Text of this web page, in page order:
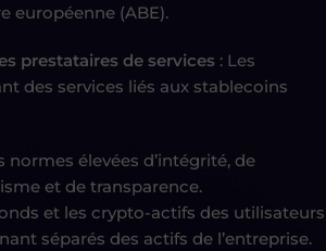
européenne (ABE).
prestataires de services : Les
des services liés aux stablecoins
normes élevées d’intégrité, de
et de transparence.
et les crypto-actifs des utilisateurs
séparés des actifs de l’entreprise.